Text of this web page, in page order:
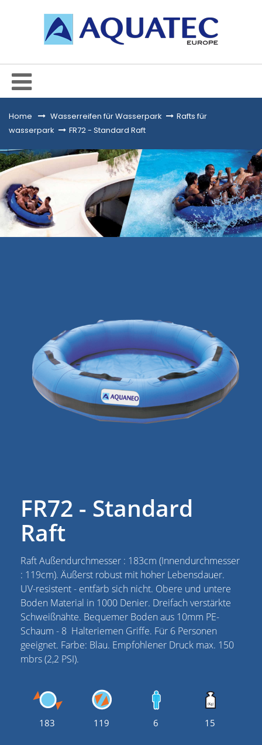
Home &gt;Wasserreifen für Wasserpark > Rafts für
wasserpark > FR72 - Standard Raft
FR72 - Standard
Raft
Raft Außendurchmesser : 183cm (Innendurchmesser
: 119cm). Äußerst robust mit hoher Lebensdauer.
UV-resistent - entfärb sich nicht. Obere und untere
Boden Material in 1000 Denier. Dreifach verstärkte
Schweißnähte. Bequemer Boden aus 10mm PE-
Schaum - 8 Halteriemen Griffe. Für 6 Personen
geeignet. Farbe: Blau. Empfohlener Druck max. 150
mbrs (2,2 PSI).
183 119 6 15